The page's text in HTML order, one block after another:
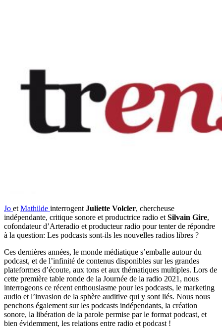
Jo et Mathilde interrogent Juliette Volcler, chercheuse
indépendante, critique sonore et productrice radio et Silvain Gire,
cofondateur d’Arteradio et producteur radio pour tenter de répondre
à la question: Les podcasts sont-ils les nouvelles radios libres ?
Ces dernières années, le monde médiatique s’emballe autour du
podcast, et de l’infinité de contenus disponibles sur les grandes
plateformes d’écoute, aux tons et aux thématiques multiples. Lors de
cette première table ronde de la Journée de la radio 2021, nous
interrogeons ce récent enthousiasme pour les podcasts, le marketing
audio et l’invasion de la sphère auditive qui y sont liés. Nous nous
penchons également sur les podcasts indépendants, la création
sonore, la libération de la parole permise par le format podcast, et
bien évidemment, les relations entre radio et podcast !